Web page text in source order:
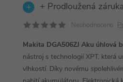
+ Prodloužená
Neohodnoceno
Makita DGA506ZJ Aku úhlová
nástroj s technologií XPT, která
vlhkostí. Díky novému